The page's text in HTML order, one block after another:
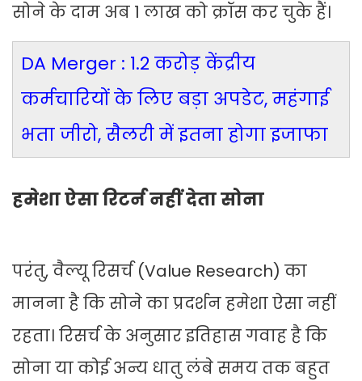
सोने के दाम अब 1 लाख को क्रॉस कर चुके हैं।
DA Merger : 1.2 करोड़ केंद्रीय
कर्मचारियों के लिए बड़ा अपडेट, महंगाई
भता जीरो, सैलरी में इतना होगा इजाफा
हमेशा ऐसा रिटर्न नहीं देता सोना
परंतु, वैल्यू रिसर्च (Value Research) का
मानना है कि सोने का प्रदर्शन हमेशा ऐसा नहीं
रहता। रिसर्च के अनुसार इतिहास गवाह है कि
सोना या कोई अन्य धातु लंबे समय तक बहुत